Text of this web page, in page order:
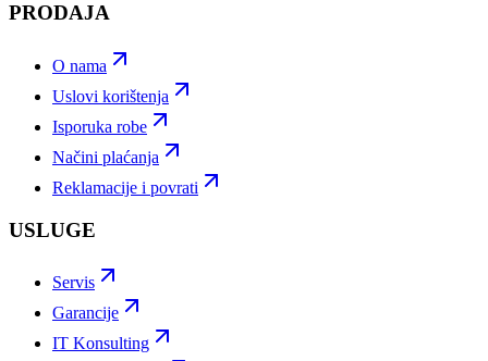
PRODAJA
O nama
Uslovi korištenja
Isporuka robe
Načini plaćanja
Reklamacije i povrati
USLUGE
Servis
Garancije
IT Konsulting